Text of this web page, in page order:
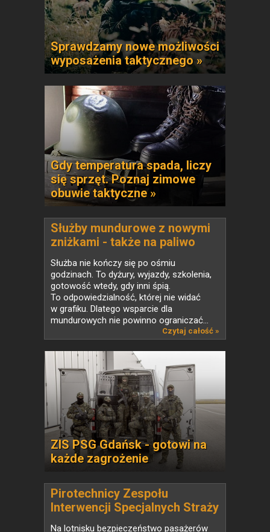
Sprawdzamy nowe możliwości
wyposażenia taktycznego »
Gdy temperatura spada, liczy
się sprzęt. Poznaj zimowe
obuwie taktyczne »
Służby mundurowe z nowymi
zniżkami - także na paliwo
Służba nie kończy się po ośmiu
godzinach. To dyżury, wyjazdy, szkolenia,
gotowość wtedy, gdy inni śpią.
To odpowiedzialność, której nie widać
w grafiku. Dlatego wsparcie dla
mundurowych nie powinno ograniczać...
Czytaj całość »
ZIS PSG Gdańsk - gotowi na
każde zagrożenie
Pirotechnicy Zespołu
Interwencji Specjalnych Straży
Granicznej - wywiad
Na lotnisku bezpieczeństwo pasażerów